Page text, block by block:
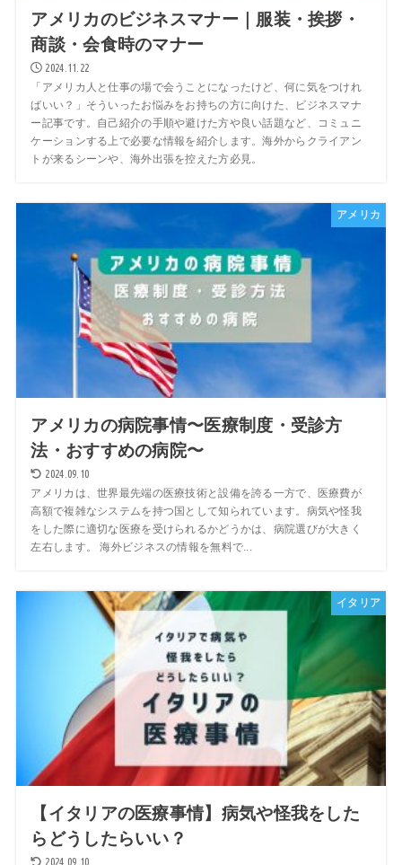
アメリカのビジネスマナー｜服装・挨拶・
商談・会食時のマナー
2024.11.22
「アメリカ人と仕事の場で会うことになったけど、何に気をつけれ
ばいい？」そういったお悩みをお持ちの方に向けた、ビジネスマナ
ー記事です。自己紹介の手順や避けた方や良い話題など、コミュニ
ケーションする上で必要な情報を紹介します。海外からクライアン
トが来るシーンや、海外出張を控えた方必見。
アメリカ
アメリカの病院事情〜医療制度・受診方
法・おすすめの病院〜
2024.09.10
アメリカは、世界最先端の医療技術と設備を誇る一方で、医療費が
高額で複雑なシステムを持つ国として知られています。病気や怪我
をした際に適切な医療を受けられるかどうかは、病院選びが大きく
左右します。 海外ビジネスの情報を無料で...
イタリア
【イタリアの医療事情】病気や怪我をした
らどうしたらいい？
2024.09.10